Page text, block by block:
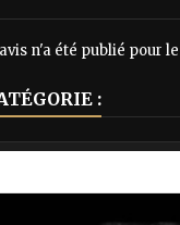
n'a été publié pour
: